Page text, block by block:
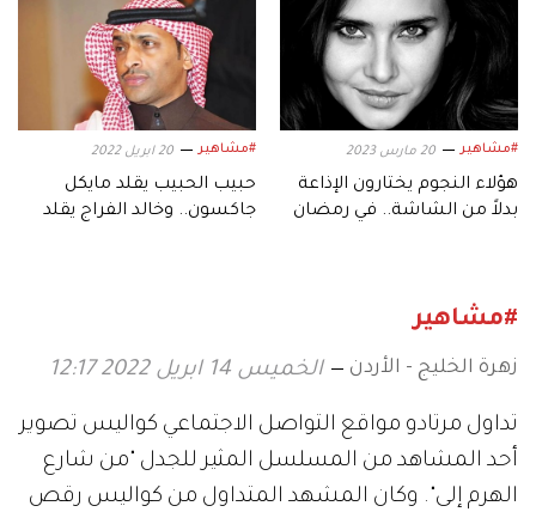
#مشاهير 20 مارس 2023
هؤلاء النجوم يختارون الإذاعة
بدلاً من الشاشة.. في رمضان
#مشاهير 20 ابريل 2022
حبيب الحبيب يقلد مايكل
جاكسون.. وخالد الفراج يقلد
#مشاهير
زهرة الخليج - الأردن الخميس 14 ابريل 2022 12:17
تداول مرتادو مواقع التواصل الاجتماعي كواليس تصوير
أحد المشاهد من المسلسل المثير للجدل "من شارع
الهرم إلى". وكان المشهد المتداول من كواليس رقص